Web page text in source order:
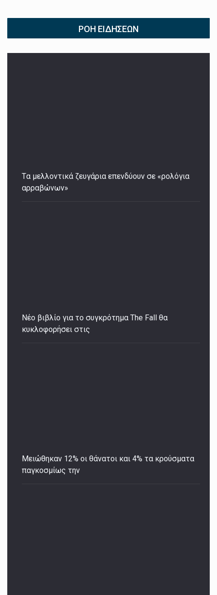
ΡΟΉ ΕΙΔΉΣΕΩΝ
Tα μελλοντικά ζευγάρια επενδύουν σε «ρολόγια
αρραβώνων»
Νέο βιβλίο για το συγκρότημα The Fall θα
κυκλοφορήσει στις
Μειώθηκαν 12% οι θάνατοι και 4% τα κρούσματα
παγκοσμίως την